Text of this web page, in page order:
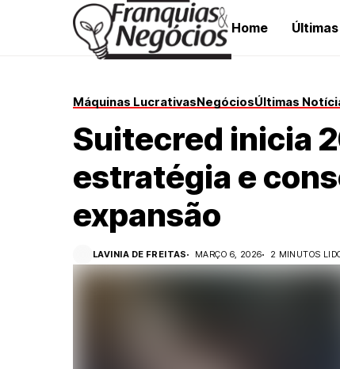
Home
Máquinas LucrativasNegóciosÚltimas
Suitecred inicia
estratégia e
expansão
LAVINIA DE FREITAS MARÇO 6, 2026 2 MINUTOS